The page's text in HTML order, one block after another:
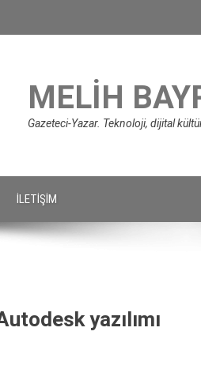
MELIH
Gazeteci-Yazar. Teknoloji, dijital
İLETIŞIM
yazılımı